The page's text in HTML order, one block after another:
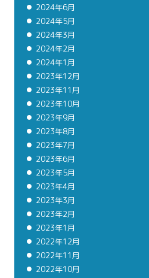
2024年6月
2024年5月
2024年3月
2024年2月
2024年1月
2023年12月
2023年11月
2023年10月
2023年9月
2023年8月
2023年7月
2023年6月
2023年5月
2023年4月
2023年3月
2023年2月
2023年1月
2022年12月
2022年11月
2022年10月